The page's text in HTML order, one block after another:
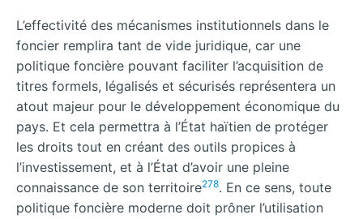
L’effectivité des mécanismes institutionnels dans le
foncier remplira tant de vide juridique, car une
politique foncière pouvant faciliter l’acquisition de
titres formels, légalisés et sécurisés représentera un
atout majeur pour le développement économique du
pays. Et cela permettra à l’État haïtien de protéger
les droits tout en créant des outils propices à
l’investissement, et à l’État d’avoir une pleine
connaissance de son territoire278. En ce sens, toute
politique foncière moderne doit prôner l’utilisation